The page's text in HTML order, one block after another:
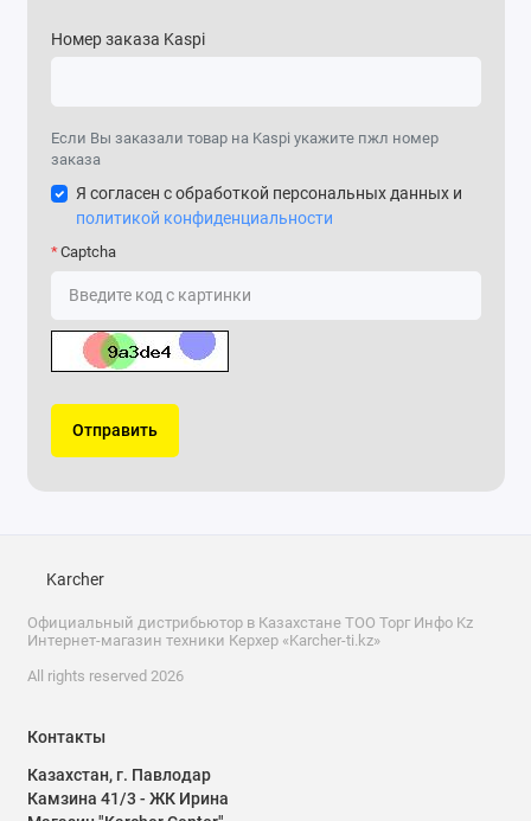
Номер заказа Kaspi
Если Вы заказали товар на Kaspi укажите пжл номер
заказа
Я согласен с обработкой персональных данных и
политикой конфиденциальности
Captcha
Отправить
Karcher
Официальный дистрибьютор в Казахстане ТОО Торг Инфо Kz
Интернет-магазин техники Керхер «Karcher-ti.kz»
All rights reserved 2026
Контакты
Казахстан, г. Павлодар
Камзина 41/3 - ЖК Ирина